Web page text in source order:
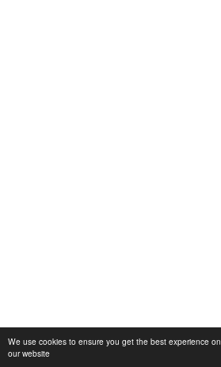
We use cookies to ensure you get the best experience on
our website